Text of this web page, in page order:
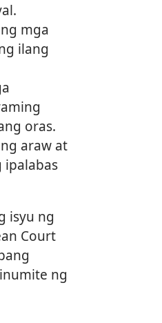
mga
ilang
oras.
araw at
ipalabas
isyu ng
Court
ng